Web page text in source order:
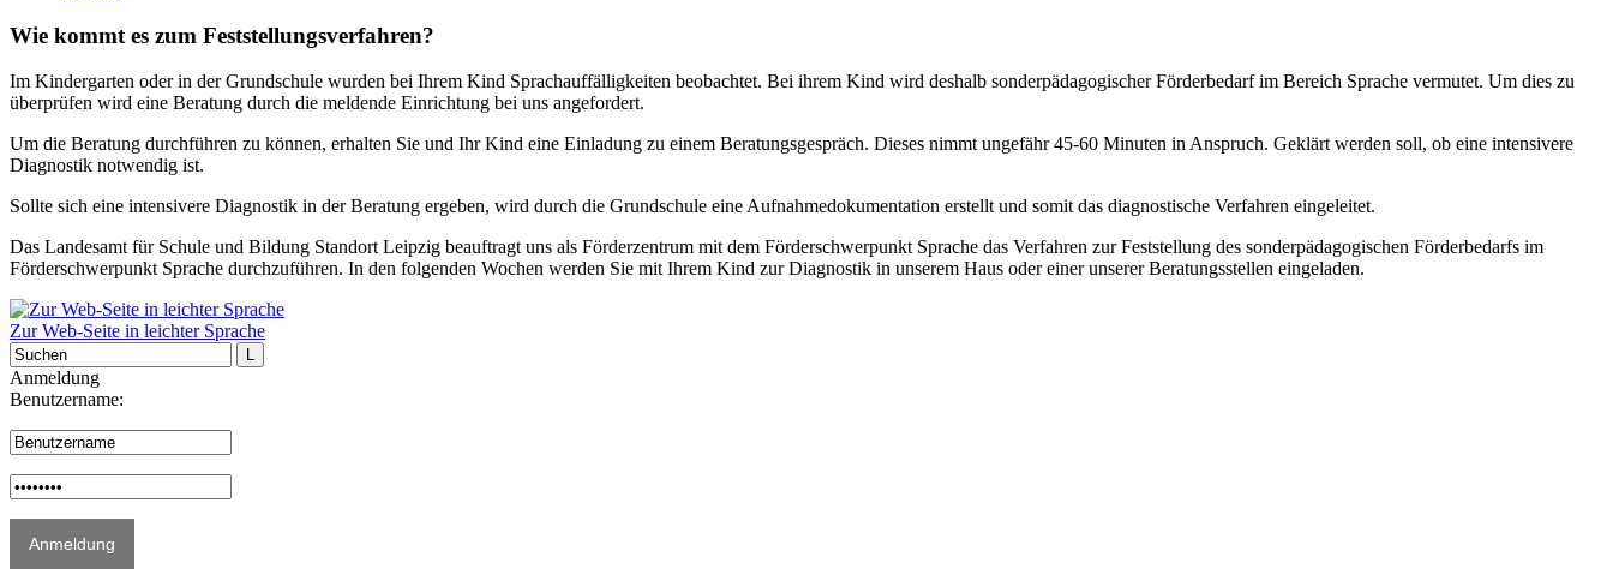
Wie kommt es zum Feststellungsverfahren?
Im Kindergarten oder in der Grundschule wurden bei Ihrem Kind Sprachauffälligkeiten beobachtet. Bei ihrem Kind wird deshalb sonderpädagogischer Förderbedarf im Bereich Sprache vermutet. Um dies zu
überprüfen wird eine Beratung durch die meldende Einrichtung bei uns angefordert.
Um die Beratung durchführen zu können, erhalten Sie und Ihr Kind eine Einladung zu einem Beratungsgespräch. Dieses nimmt ungefähr 45-60 Minuten in Anspruch. Geklärt werden soll, ob eine intensivere
Diagnostik notwendig ist.
Sollte sich eine intensivere Diagnostik in der Beratung ergeben, wird durch die Grundschule eine Aufnahmedokumentation erstellt und somit das diagnostische Verfahren eingeleitet.
Das Landesamt für Schule und Bildung Standort Leipzig beauftragt uns als Förderzentrum mit dem Förderschwerpunkt Sprache das Verfahren zur Feststellung des sonderpädagogischen Förderbedarfs im
Förderschwerpunkt Sprache durchzuführen. In den folgenden Wochen werden Sie mit Ihrem Kind zur Diagnostik in unserem Haus oder einer unserer Beratungsstellen eingeladen.
Zur Web-Seite in leichter Sprache
Anmeldung
Benutzername: